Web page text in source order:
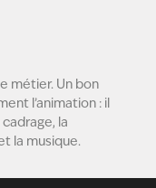
métier. Un bon
l’animation : il
la
la musique.